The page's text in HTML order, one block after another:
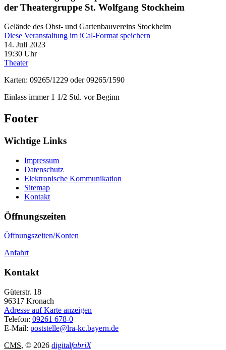
der Theatergruppe St. Wolfgang Stockheim
Gelände des Obst- und Gartenbauvereins Stockheim
Diese Veranstaltung im iCal-Format speichern
14. Juli 2023
19:30 Uhr
Theater
Karten: 09265/1229 oder 09265/1590
Einlass immer 1 1/2 Std. vor Beginn
Footer
Wichtige Links
Impressum
Datenschutz
Elektronische Kommunikation
Sitemap
Kontakt
Öffnungszeiten
Öffnungszeiten/Konten
Anfahrt
Kontakt
Güterstr. 18
96317 Kronach
Adresse auf Karte anzeigen
Telefon: 09261 678-0
E-Mail: poststelle@lra-kc.bayern.de
CMS, © 2026 digitalfabriX